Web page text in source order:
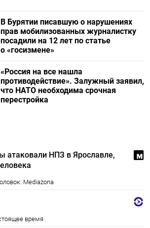
В Бурятии писавшую о нарушениях
прав мобилизованных журналистку
посадили на 12 лет по статье
о «госизмене»
«Россия на все нашла
противодействие». Залужный заявил,
что НАТО необходима срочная
перестройка